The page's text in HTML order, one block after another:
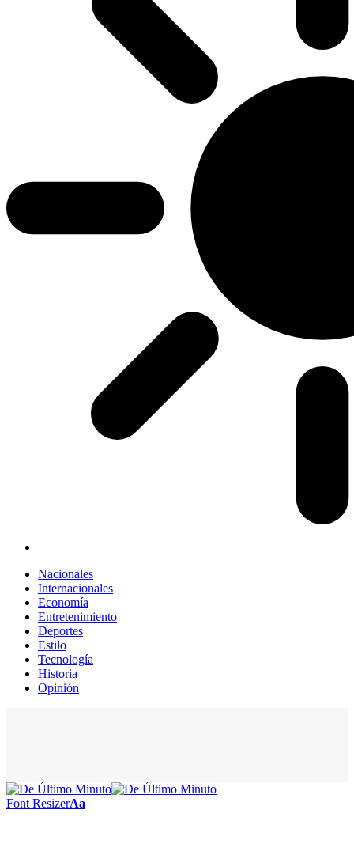
Nacionales
Internacionales
Economía
Entretenimiento
Deportes
Estilo
Tecnología
Historia
Opinión
Font ResizerAa